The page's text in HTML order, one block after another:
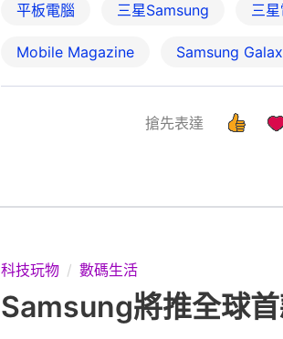
平板電腦 三星Samsung 三
Mobile Magazine Samsung
搶先表達
科技玩物 數碼生活
Samsung將推全球